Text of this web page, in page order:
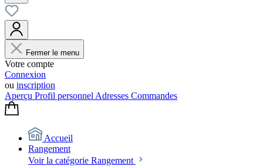
Fermer le menu
Votre compte
Connexion
ou inscription
Aperçu Profil personnel Adresses Commandes
Accueil
Rangement
Voir la catégorie Rangement